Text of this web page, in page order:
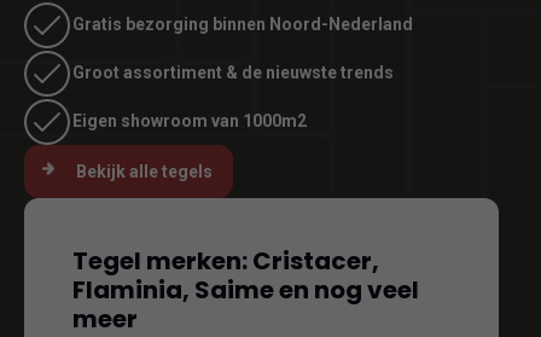
Gratis bezorging binnen Noord-Nederland
Groot assortiment & de nieuwste trends
Eigen showroom van 1000m2
Bekijk alle tegels
Tegel merken: Cristacer,
Flaminia, Saime en nog veel
meer